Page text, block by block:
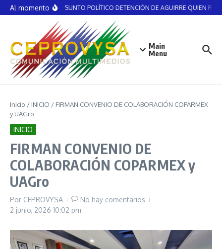
Saltar al contenido
Al momentoNO ES ASUNTO POLÍTICO DETENCIÓN DE AGUIRRE QUIEN
Main
Menu
Inicio / INICIO / FIRMAN CONVENIO DE COLABORACIÓN COPARMEX
y UAGro
INICIO
FIRMAN CONVENIO DE
COLABORACIÓN COPARMEX y
UAGro
Por CEPROVYSA
No hay comentarios
2 junio, 2026 10:02 pm